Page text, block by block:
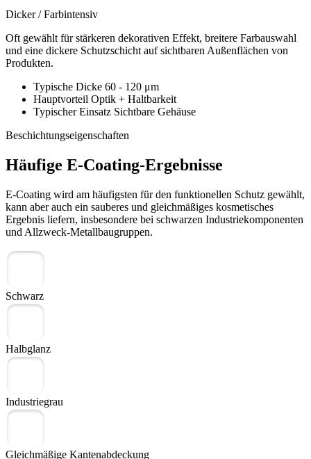
Dicker / Farbintensiv
Oft gewählt für stärkeren dekorativen Effekt, breitere Farbauswahl
und eine dickere Schutzschicht auf sichtbaren Außenflächen von
Produkten.
Typische Dicke 60 - 120 μm
Hauptvorteil Optik + Haltbarkeit
Typischer Einsatz Sichtbare Gehäuse
Beschichtungseigenschaften
Häufige E-Coating-Ergebnisse
E-Coating wird am häufigsten für den funktionellen Schutz gewählt,
kann aber auch ein sauberes und gleichmäßiges kosmetisches
Ergebnis liefern, insbesondere bei schwarzen Industriekomponenten
und Allzweck-Metallbaugruppen.
Schwarz
Halbglanz
Industriegrau
Gleichmäßige Kantenabdeckung